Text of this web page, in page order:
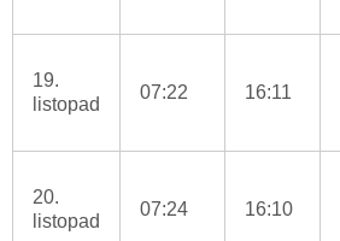
19.
listopad
07:22 16:11
20.
listopad
07:24 16:10